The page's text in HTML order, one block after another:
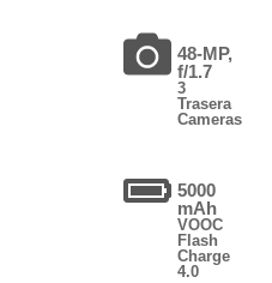
48-MP,
f/1.7
3
Trasera
Cameras
5000
mAh
VOOC
Flash
Charge
4.0